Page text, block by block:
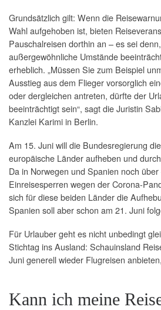
Grundsätzlich gilt: Wenn die
Wahl aufgehoben ist, bieten
Pauschalreisen dorthin an – es sei
außergewöhnliche Umstände
erheblich. „Müssen Sie zum Beispiel
Ausstieg aus dem Flieger vorsorglich
oder dergleichen antreten, dürfte der
beeinträchtigt sein“, sagt die Juristin
Kanzlei Karimi in Berlin.
Am 15. Juni will die Bundesregierung
europäische Länder aufheben und
Da in Norwegen und Spanien noch
Einreisesperren wegen der Corona-
sich für diese beiden Länder die
Spanien soll aber schon am 21. Juni
Für Urlauber geht es nicht unbedingt
Stichtag ins Ausland: Schauinsland
Juni generell wieder Flugreisen
Kann ich meine